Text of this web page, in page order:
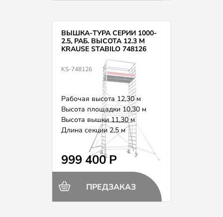
ВЫШКА-ТУРА СЕРИИ 1000-
2.5, РАБ. ВЫСОТА 12.3 М
KRAUSE STABILO 748126
KS-748126
Рабочая высота 12,30 м
Высота площадки 10,30 м
Высота вышки 11,30 м
Длина секции 2,5 м
Вес 273,0 кг
999 400 Р
ПРЕДЗАКАЗ